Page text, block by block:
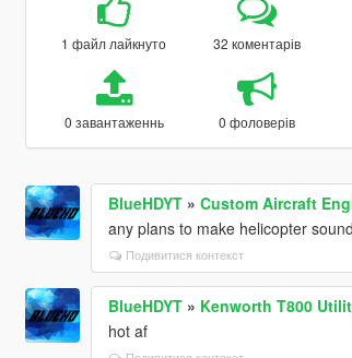
1 файл лайкнуто 32 коментарів
0 завантаженнь 0 фоловерів
BlueHDYT» Custom Aircraft
any plans to make helicopter
Подивитися контекст
BlueHDYT» Kenworth T800
hot af